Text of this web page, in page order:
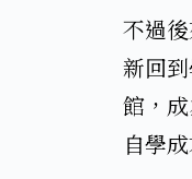
不過
新回
館，
自學